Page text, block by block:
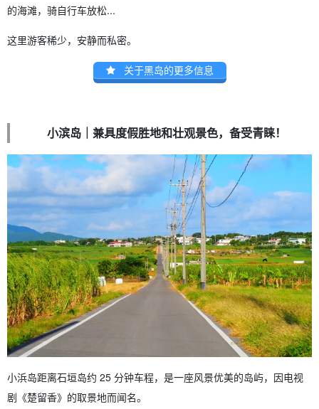
的海滩，骑自行车放松...
这里游客稀少，安静而私密。
关于黑岛的更多信息
小滨岛｜兼具度假胜地和壮观景色，备受青睐！
小浜岛距离石垣岛约 25 分钟车程，是一座风景优美的岛屿，因电视
剧《楚留香》的取景地而闻名。